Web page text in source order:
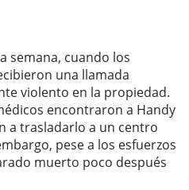
semana, cuando los
una llamada
violento en la propiedad.
encontraron a Handy
a trasladarlo a un centro
pese a los esfuerzos
muerto poco después